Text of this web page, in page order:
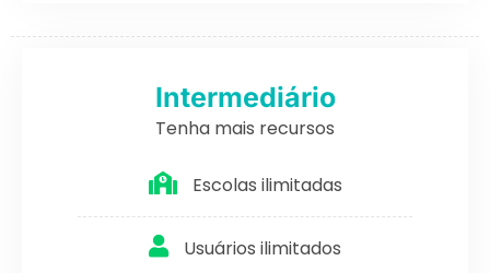
Intermediário
Tenha mais recursos
Escolas ilimitadas
Usuários ilimitados